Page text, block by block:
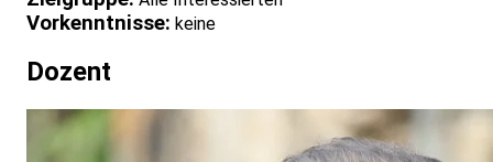
Vorkenntnisse: keine
Dozent